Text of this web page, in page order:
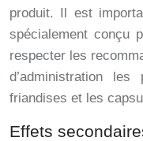
produit. Il est
spécialement conçu
respecter les
d’administration
friandises et les
Effets